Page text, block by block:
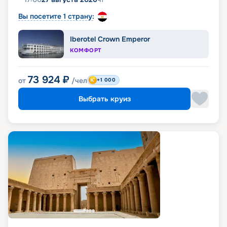
Вы посетите 1 страну:
Iberotel Crown Emperor
КОМФОРТ
от 73 924 ₽ /чел +1 000
Выбрать круиз